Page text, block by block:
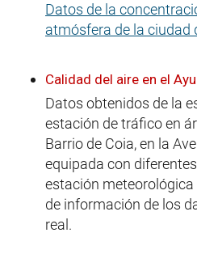
Datos de la
atmósfera de la ciudad
Calidad del aire en el
Datos obtenidos de la
estación de tráfico en
Barrio de Coia, en la
equipada con
estación meteorológica
de información de los
real.